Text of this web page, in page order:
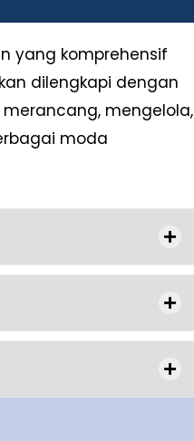
yang komprehensif
dilengkapi dengan
mengelola,
moda